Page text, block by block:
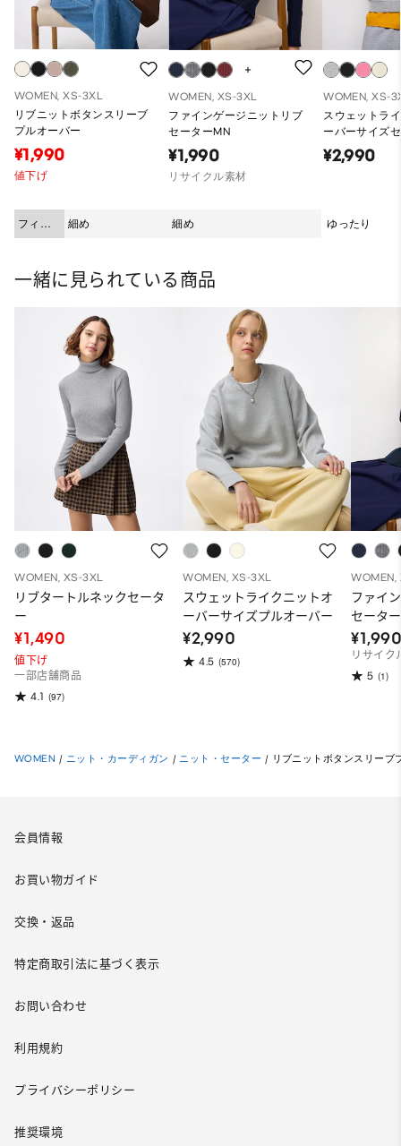
WOMEN, XS-3XL
リブニットボタンスリーブ
プルオーバー
¥1,990
値下げ
フィッ
ト
細め
WOMEN, XS-3XL
ファインゲージニットリブ
セーターMN
¥1,990
リサイクル素材
細め
WOMEN, XS-
スウェットラ
ーバーサイズ
¥2,990
ゆったり
一緒に見られている商品
WOMEN, XS-3XL
リブタートルネックセータ
ー
¥1,490
値下げ
一部店舗商品
4.1 (97)
WOMEN, XS-3XL
スウェットライクニットオ
ーバーサイズプルオーバー
¥2,990
4.5 (570)
WOMEN,
ファイ
セータ
リサイク
5 (1)
WOMEN / ニット・カーディガン / ニット・セーター / リブニットボタンスリーブ
会員情報
お買い物ガイド
交換・返品
特定商取引法に基づく表示
お問い合わせ
利用規約
プライバシーポリシー
推奨環境